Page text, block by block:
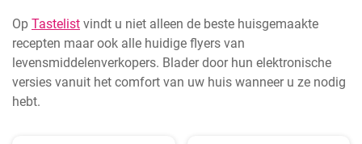
Op Tastelist vindt u niet alleen de beste huisgemaakte
recepten maar ook alle huidige flyers van
levensmiddelenverkopers. Blader door hun elektronische
versies vanuit het comfort van uw huis wanneer u ze nodig
hebt.